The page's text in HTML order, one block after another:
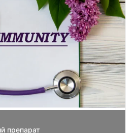
препарат